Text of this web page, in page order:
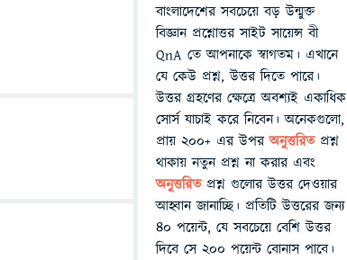
বাংলাদেশের সবচেয়ে বড় উন্মুক্ত
বিজ্ঞান প্রশ্নোত্তর সাইট সায়েন্স বী
QnA তে আপনাকে স্বাগতম। এখানে
যে কেউ প্রশ্ন, উত্তর দিতে পারে।
উত্তর গ্রহণের ক্ষেত্রে অবশ্যই একাধিক
সোর্স যাচাই করে নিবেন। অনেকগুলো,
প্রায় ২০০+ এর উপরঅনুত্তরিতপ্রশ্ন
থাকায় নতুন প্রশ্ন না করার এবং
অনুত্তরিত প্রশ্ন গুলোর উত্তর দেওয়ার
আহ্বান জানাচ্ছি। প্রতিটি উত্তরের জন্য
৪০ পয়েন্ট, যে সবচেয়ে বেশি উত্তর
দিবে সে ২০০ পয়েন্ট বোনাস পাবে।